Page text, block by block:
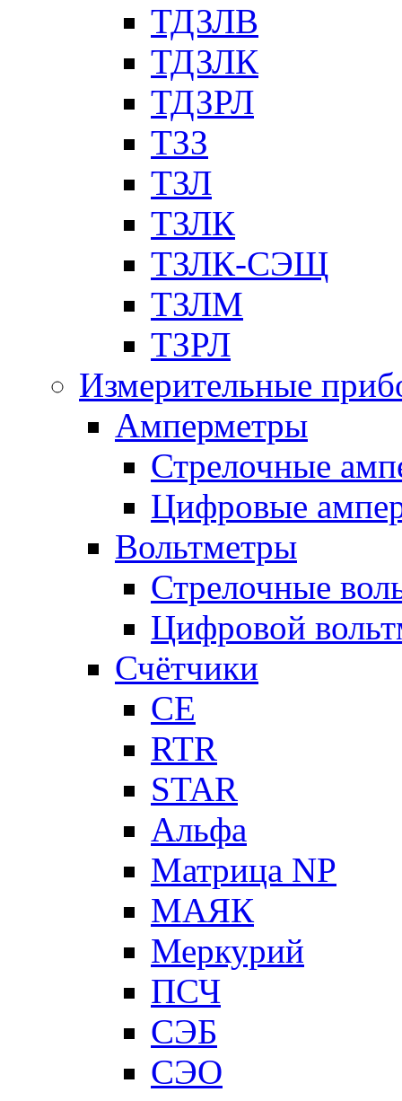
ТДЗЛВ
ТДЗЛК
ТДЗРЛ
ТЗЗ
ТЗЛ
ТЗЛК
ТЗЛК-СЭЩ
ТЗЛМ
ТЗРЛ
Измерительные
Амперметры
Стрелочные
Цифровые
Вольтметры
Стрелочные
Цифровой
Счётчики
CE
RTR
STAR
Альфа
Матрица NP
МАЯК
Меркурий
ПСЧ
СЭБ
СЭО